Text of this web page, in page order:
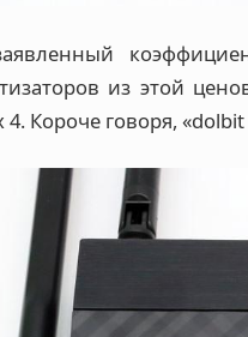
из этой
4. Короче говоря,